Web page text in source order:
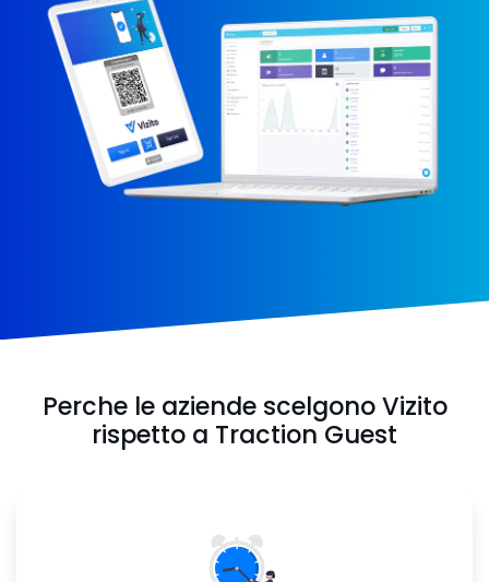
Perche le aziende scelgono Vizito
rispetto a Traction Guest